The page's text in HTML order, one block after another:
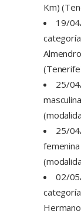
Km)
19/
25/
25/
02/